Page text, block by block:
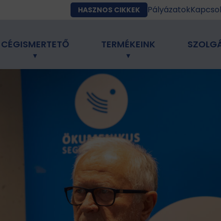
HASZNOS CIKKEK Pályázatok
CÉGISMERTETŐ TERMÉKEINK